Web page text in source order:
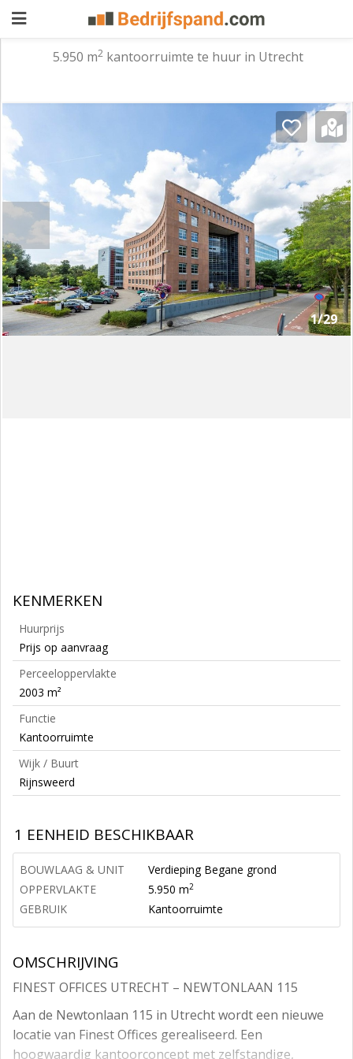
Waarom
adverteren
Premium
adverteren
Blog
Registreren
Login
5.950 m2 kantoorruimte te huur in Utrecht
1/29
KENMERKEN
Huurprijs
Prijs op aanvraag
Perceeloppervlakte
2003 m²
Functie
Kantoorruimte
Wijk / Buurt
Rijnsweerd
1 EENHEID BESCHIKBAAR
BOUWLAAG & UNIT
Verdieping Begane grond
OPPERVLAKTE
5.950 m2
GEBRUIK Kantoorruimte
OMSCHRIJVING
FINEST OFFICES UTRECHT – NEWTONLAAN 115
Aan de Newtonlaan 115 in Utrecht wordt een nieuwe
locatie van Finest Offices gerealiseerd. Een
hoogwaardig kantoorconcept met zelfstandige,